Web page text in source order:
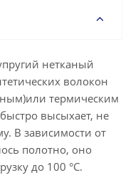
нетканый
волокон
термическим
высыхает, не
В зависимости от
полотно, оно
до 100 °С.